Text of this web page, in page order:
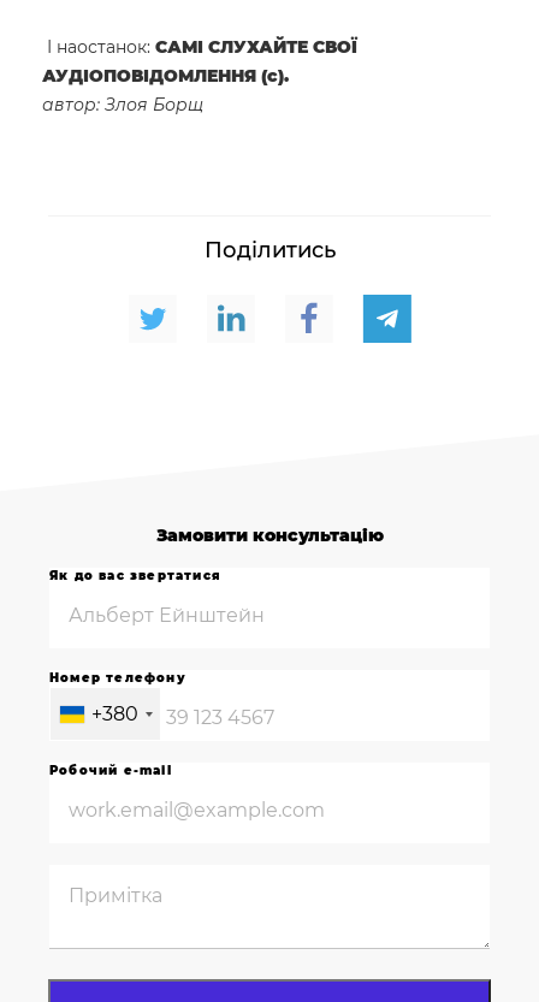
І наостанок: САМІ СЛУХАЙТЕ СВОЇ
АУДІОПОВІДОМЛЕННЯ (с).
автор: Злоя Борщ
Поділитись
Замовити консультацію
Як до вас звертатися
Номер телефону
+380
Робочий e-mail